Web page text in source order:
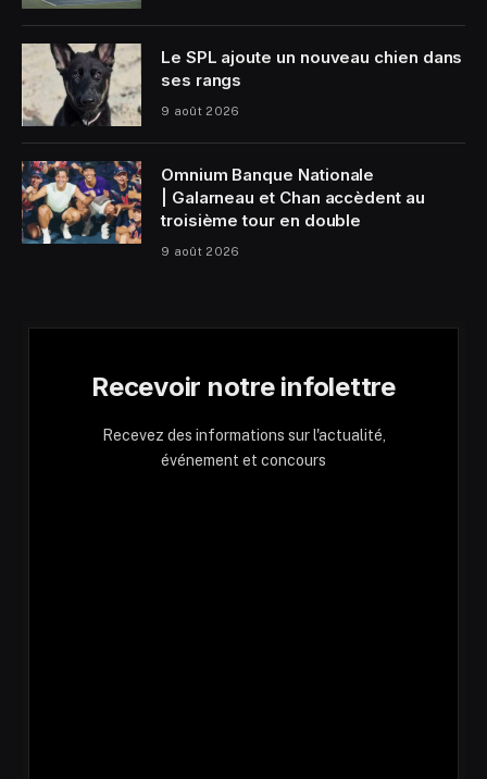
Le SPL ajoute un nouveau chien dans
ses rangs
9 août 2026
Omnium Banque Nationale
| Galarneau et Chan accèdent au
troisième tour en double
9 août 2026
Recevoir notre infolettre
Recevez des informations sur l'actualité,
événement et concours